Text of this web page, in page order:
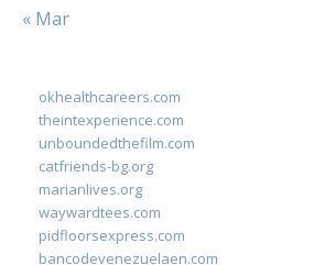
« Mar
okhealthcareers.com
theintexperience.com
unboundedthefilm.com
catfriends-bg.org
marianlives.org
waywardtees.com
pidfloorsexpress.com
bancodevenezuelaen.com